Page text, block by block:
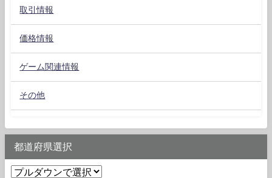
取引情報
価格情報
ゲーム関連情報
その他
都道府県選択